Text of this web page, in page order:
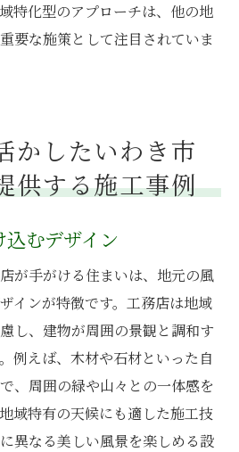
特化型のアプローチは、他の地
要な施策として注目されていま
かしたいわき市
供する施工事例
むデザイン
が手がける住まいは、地元の風
インが特徴です。工務店は地域
し、建物が周囲の景観と調和す
例えば、木材や石材といった自
、周囲の緑や山々との一体感を
域特有の天候にも適した施工技
異なる美しい風景を楽しめる設